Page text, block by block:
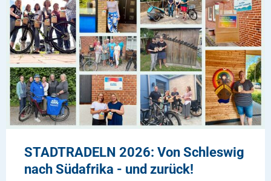
STADTRADELN 2026: Von Schleswig
nach Südafrika - und zurück!